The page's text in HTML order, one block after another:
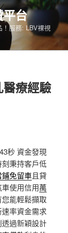
平台
！服務: LBV裸視
療經驗
秒 資金發現
刻秉持客戶低
鋪免留車且貸
使用信用萬
能輕鬆擷取
率資金需求
過新穎設計